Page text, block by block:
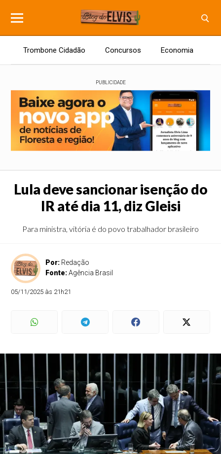
Trombone Cidadão Concursos Economia
PUBLICIDADE
Lula deve sancionar isenção do
IR até dia 11, diz Gleisi
Para ministra, vitória é do povo trabalhador brasileiro
Por: Redação
Fonte:Agência Brasil
05/11/2025 às 21h21